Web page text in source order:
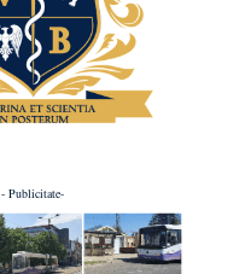
- Publicitate-